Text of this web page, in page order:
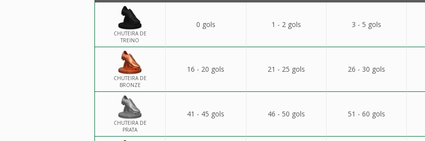
CHUTEIRA DE
TREINO
0 gols 1 - 2 gols 3 - 5 gols
CHUTEIRA DE
BRONZE
16 - 20 gols 21 - 25 gols 26 - 30 gols
CHUTEIRA DE
PRATA
41 - 45 gols 46 - 50 gols 51 - 60 gols